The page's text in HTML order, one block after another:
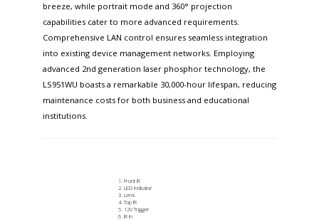
breeze, while portrait mode and 360° projection
capabilities cater to more advanced requirements.
Comprehensive LAN control ensures seamless integration
into existing device management networks. Employing
advanced 2nd generation laser phosphor technology, the
LS951WU boasts a remarkable 30,000-hour lifespan, reducing
maintenance costs for both business and educational
institutions.
Front IR
LED Indicator
Lens
Top IR
12V Trigger
IR In